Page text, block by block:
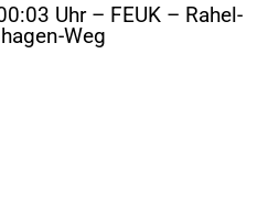
Uhr – FEUK – Rahel-
Weg